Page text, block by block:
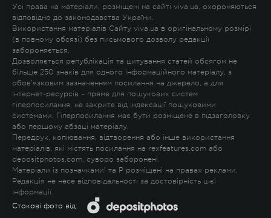
Усі права на матеріали, розміщені на сайті viva.ua, охороняються
відповідно до законодавства України.
Використання матеріалів Сайту viva.ua в оригінальному розмірі
(в повному обсязі) без письмового дозволу редакції
забороняється.
Дозволяється републікація та цитування статей обсягом не
більше 250 знаків для одного інформаційного матеріалу, з
обов'язковим зазначенням посилання на джерело, а для
Інтернет-ресурсів – пряме для пошукових систем
гіперпосилання, не закрите від індексації пошуковими
системами. Гіперпосилання має бути розміщене в підзаголовку
або першому абзаці матеріалу.
Передрук, копіювання, відтворення або інше використання
матеріалів, які містять посилання на rexfeatures.com або
depositphotos.com, суворо заборонені.
Матеріали із позначками! та P розміщені на правах реклами.
Редакція не несе відповідальності за достовірність цієї
інформації.
Стокові фото від: